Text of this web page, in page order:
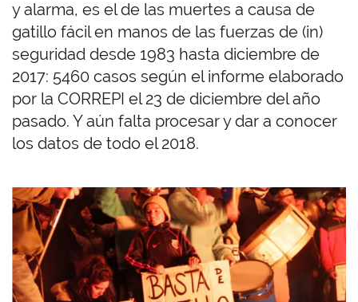
y alarma, es el de las muertes a causa de
gatillo fácil en manos de las fuerzas de (in)
seguridad desde 1983 hasta diciembre de
2017: 5460 casos según el informe elaborado
por la CORREPI el 23 de diciembre del año
pasado. Y aún falta procesar y dar a conocer
los datos de todo el 2018.